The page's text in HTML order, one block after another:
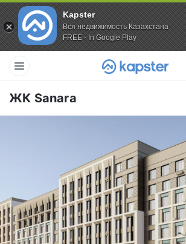
Kapster
Вся недвижимость Казахстана
FREE - In Google Play
ЖК Sanara